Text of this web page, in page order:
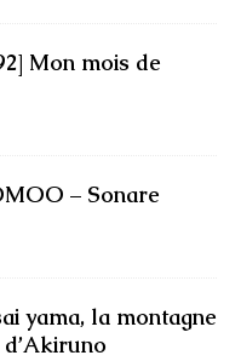
Mon mois de
– Sonare
yama, la montagne